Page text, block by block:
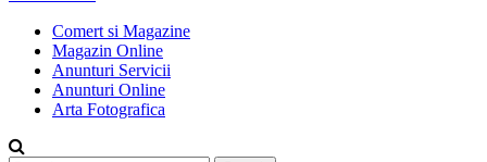
Comert si Magazine
Magazin Online
Anunturi Servicii
Anunturi Online
Arta Fotografica